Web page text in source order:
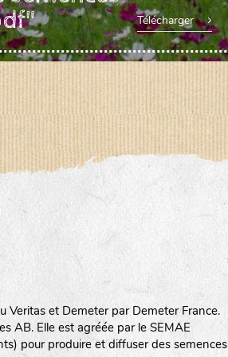
Télécharger
Veritas et Demeter par Demeter France.
AB. Elle est agréée par le SEMAE
pour produire et diffuser des semences